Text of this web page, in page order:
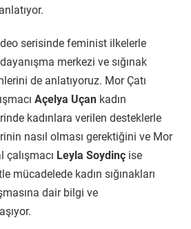
serisinde feminist ilkelerle
merkezi ve sığınak
de anlatıyoruz. Mor Çatı
Açelya Uçan kadın
kadınlara verilen desteklerle
nasıl olması gerektiğini ve Mor
çalışmacı Leyla Soydinç ise
mücadelede kadın sığınakları
dair bilgi ve